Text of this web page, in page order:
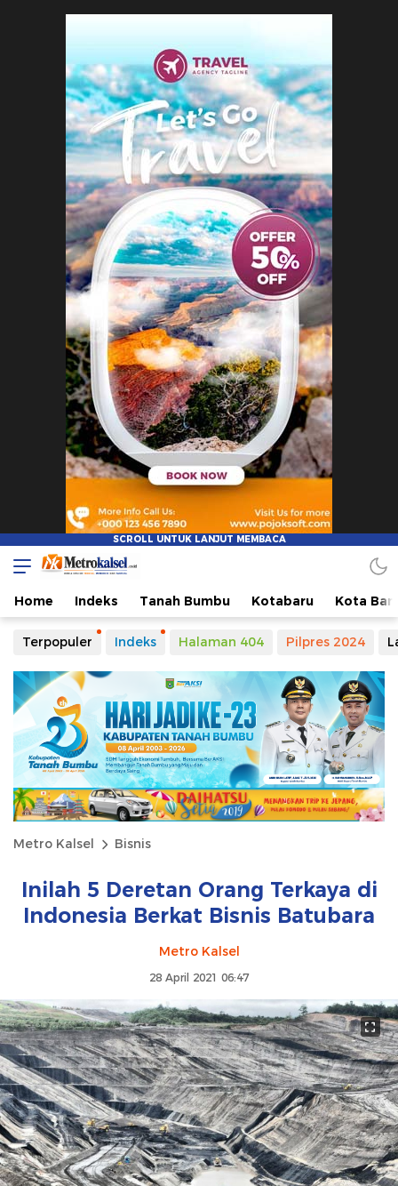
Home Indeks Tanah Bumbu Kotabaru Kota
Terpopuler Indeks Halaman 404 Pilpres 2024
Metro Kalsel Bisnis
Inilah 5 Deretan Orang Terkaya di
Indonesia Berkat Bisnis Batubara
Metro Kalsel
28 April 2021 06:47